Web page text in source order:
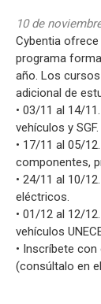
10 de
Cybentia
programa
año. Los
adicional de
• 03/11 al 14/
vehículos y SGF.
• 17/11 al 05/
componentes,
• 24/11 al 10/
eléctricos.
• 01/12 al 12/
vehículos
• Inscríbete
(consúltalo en